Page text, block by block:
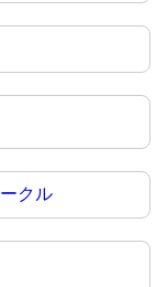
クル